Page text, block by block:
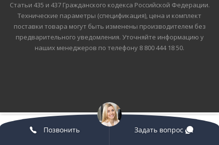
Статьи 435 и 437 Гражданского кодекса Российской Федерации.
Технические параметры (спецификация), цена и комплект
поставки товара могут быть изменены производителем без
предварительного уведомления. Уточняйте информацию у
наших менеджеров по телефону 8 800 444 18 50.
Контакты
Позвонить Задать вопрос